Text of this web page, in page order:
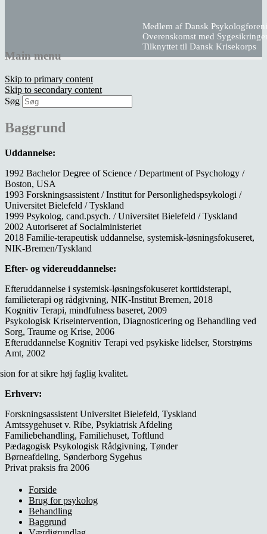
Medlem af Dansk
Overenskomst med
Tilknyttet til Dansk Krisekorps
Klinik Langert
Psykologisk Klinik for Rådgivning og
Behandling
Main menu
Skip to primary content
Skip to secondary content
Søg
Baggrund
Uddannelse:
1992 Bachelor Degree of Science / Department of Psychology /
Boston, USA
1993 Forskningsassistent / Institut for Personlighedspsykologi /
Universitet Bielefeld / Tyskland
1999 Psykolog, cand.psych. / Universitet Bielefeld / Tyskland
2002 Autoriseret af Socialministeriet
2018 Familie-terapeutisk uddannelse, systemisk-løsningsfokuseret,
NIK-Bremen/Tyskland
Efter- og videreuddannelse:
Efteruddannelse i systemisk-løsningsfokuseret korttidsterapi,
familieterapi og rådgivning, NIK-Institut Bremen, 2018
Kognitiv Terapi, mindfulness baseret, 2009
Psykologisk Kriseintervention, Diagnosticering og Behandling ved
Sorg, Traume og Krise, 2006
Efteruddannelse Kognitiv Terapi ved psykiske lidelser, Storstrøms
Amt, 2002
for at sikre høj faglig kvalitet.
Erhverv:
Forskningsassistent Universitet Bielefeld, Tyskland
Amtssygehuset v. Ribe, Psykiatrisk Afdeling
Familiebehandling, Familiehuset, Toftlund
Pædagogisk Psykologisk Rådgivning, Tønder
Børneafdeling, Sønderborg Sygehus
Privat praksis fra 2006
Forside
Brug for psykolog
Behandling
Baggrund